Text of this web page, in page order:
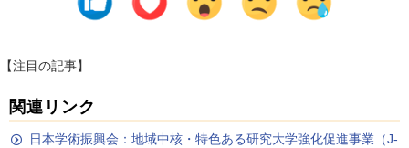
【注目の記事】
関連リンク
日本学術振興会：地域中核・特色ある研究大学強化促進事業（J-